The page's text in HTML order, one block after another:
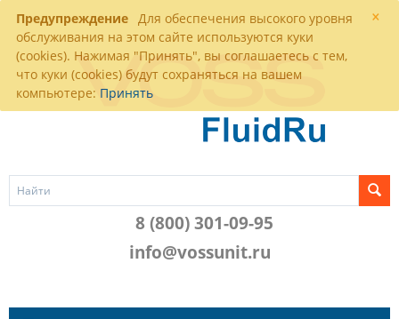
×
Предупреждение Для обеспечения высокого уровня
обслуживания на этом сайте используются куки
(cookies). Нажимая "Принять", вы соглашаетесь с тем,
что куки (cookies) будут сохраняться на вашем
компьютере: Принять
8 (800) 301-09-95
info@vossunit.ru